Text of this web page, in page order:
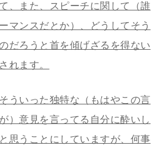
、また、スピーチに関して（誰
マンスだとか）、どうしてそう
だろうと首を傾げざるを得ない
れます。
ういった独特な（もはやこの言
）意見を言ってる自分に酔いし
思うことにしていますが、何事